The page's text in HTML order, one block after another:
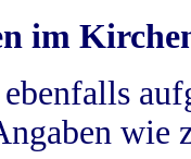
im
wie